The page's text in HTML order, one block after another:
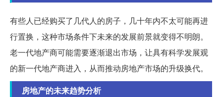
有些人已经购买了几代人的房子，几十年内不太可能再进
行置换，这种市场条件下未来的发展前景就变得不明朗。
老一代地产商可能需要逐渐退出市场，让具有科学发展观
的新一代地产商进入，从而推动房地产市场的升级换代。
房地产的未来趋势分析